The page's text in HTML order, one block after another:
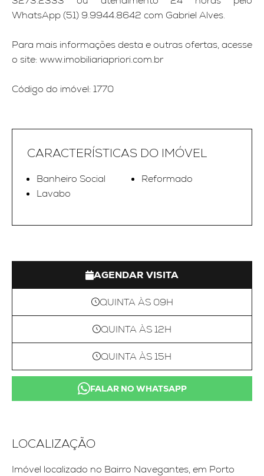
WhatsApp (51) 9.9944.8642 com Gabriel Alves.
Para mais informações desta e outras ofertas, acesse
o site: www.imobiliariapriori.com.br
Código do imóvel: 1770
CARACTERÍSTICAS DO IMÓVEL
Banheiro Social
Lavabo
Reformado
AGENDAR VISITA
QUINTA ÀS 09H
QUINTA ÀS 12H
QUINTA ÀS 15H
FALAR NO WHATSAPP
LOCALIZAÇÃO
Imóvel localizado no Bairro Navegantes, em Porto